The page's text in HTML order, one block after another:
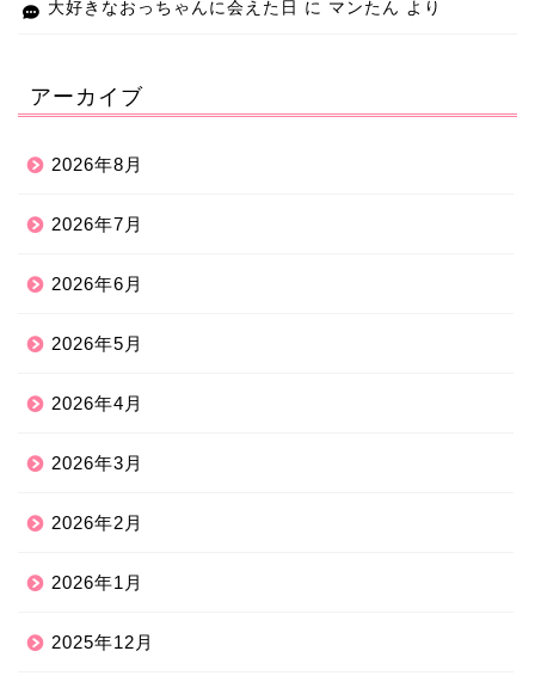
大好きなおっちゃんに会えた日 に マンたん より
アーカイブ
2026年8月
2026年7月
2026年6月
2026年5月
2026年4月
2026年3月
2026年2月
2026年1月
2025年12月